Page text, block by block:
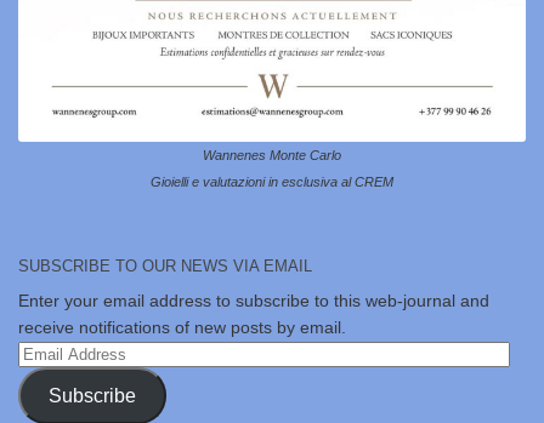
Wannenes Monte Carlo
Gioielli e valutazioni in esclusiva al CREM
SUBSCRIBE TO OUR NEWS VIA EMAIL
Enter your email address to subscribe to this web-journal and
receive notifications of new posts by email.
Email
Address
Subscribe